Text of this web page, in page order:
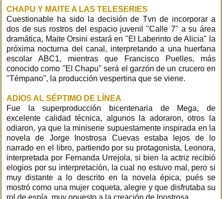
CHAPU Y MAITE A LAS TELESERIES
Cuestionable ha sido la decisión de Tvn de incorporar a
dos de sus rostros del espacio juvenil "Calle 7" a su área
dramática, Maite Orsini estará en "El Laberinto de Alicia" la
próxima nocturna del canal, interpretando a una huerfana
escolar ABC1, mientras que Francisco Puelles, más
conocido como "El Chapu" será el garzón de un crucero en
"Témpano", la producción vespertina que se viene.
ADIOS AL SÉPTIMO DE LÍNEA
Fue la superproducción bicentenaria de Mega, de
excelente calidad técnica, algunos la adoraron, otros la
odiaron, ya que la miniserie supuestamente inspirada en la
novela de Jorge Inostrosa Cuevas estaba lejos de lo
narrado en el libro, partiendo por su protagonista, Leonora,
interpretada por Fernanda Urrejola, si bien la actriz recibió
elogios por su interpretación, la cual no estuvo mal, pero si
muy distante a lo descrito en la novela épica, pués se
mostró como una mujer coqueta, alegre y que disfrutaba su
rol de espía, muy opuesto a la creación de Inostrosa.